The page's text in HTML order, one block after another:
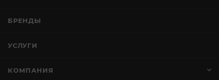
БРЕНДЫ
УСЛУГИ
КОМПАНИЯ